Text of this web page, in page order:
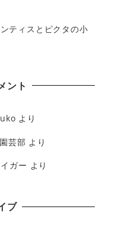
ティスとピクタの小
ント
より
芸部 より
ガー より
ブ